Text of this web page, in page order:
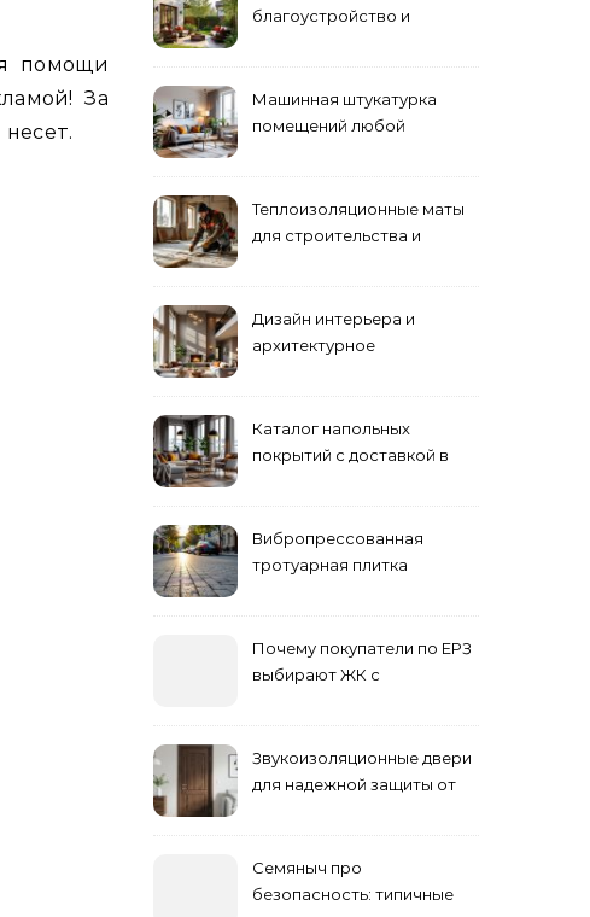
помощи
За
благоустройство и
Машинная штукатурка
помещений любой
Теплоизоляционные маты
для строительства и
Дизайн интерьера и
архитектурное
Каталог напольных
покрытий с доставкой в
Вибропрессованная
тротуарная плитка
Почему покупатели по ЕРЗ
выбирают ЖК с
Звукоизоляционные двери
для надежной защиты от
Семяныч про
безопасность: типичные